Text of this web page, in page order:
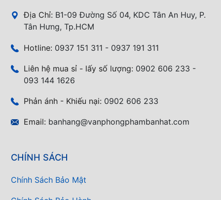
Địa Chỉ: B1-09 Đường Số 04, KDC Tân An Huy, P.
Tân Hưng, Tp.HCM
Hotline: 0937 151 311 - 0937 191 311
Liên hệ mua sỉ - lấy số lượng: 0902 606 233 -
093 144 1626
Phản ánh - Khiếu nại: 0902 606 233
Email: banhang@vanphongphambanhat.com
CHÍNH SÁCH
Chính Sách Bảo Mật